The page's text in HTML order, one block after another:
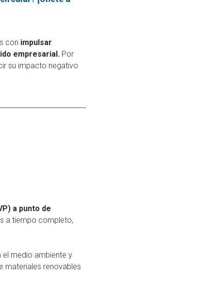
con impulsar
empresarial.Por
su impacto negativo
a punto de
a tiempo completo,
medio ambiente y
materiales renovables